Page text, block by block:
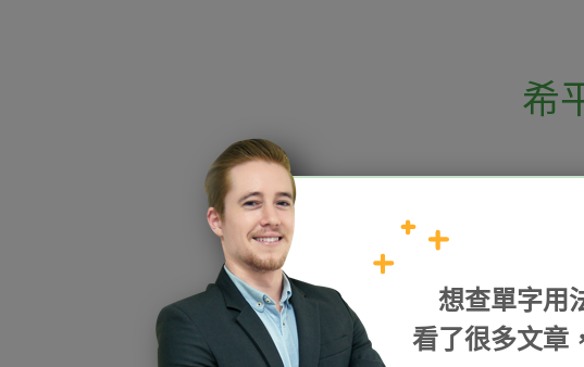
希
加入我們 / 追蹤：
想查單字用
看了很多文章